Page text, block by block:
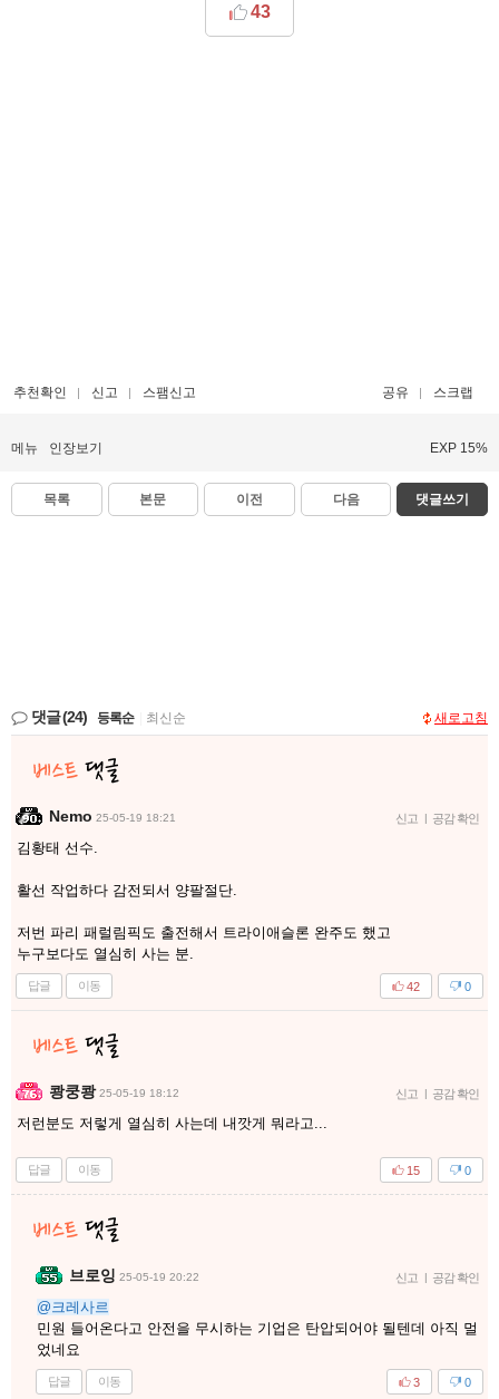
43
추천확인 신고 스팸신고 공유 스크랩
메뉴 인장보기 EXP 15%
목록 본문 이전 다음 댓글쓰기
댓글(24) 등록순 최신순 새로고침
Nemo 25-05-19 18:21 신고 공감 확인
김황태 선수.
활선 작업하다 감전되서 양팔절단.
저번 파리 패럴림픽도 출전해서 트라이애슬론 완주도 했고
누구보다도 열심히 사는 분.
답글 이동 0
42
쾅쿵쾅 25-05-19 18:12 신고 공감 확인
저런분도 저렇게 열심히 사는데 내깟게 뭐라고...
답글 이동 0
15
브로잉 25-05-19 20:22 신고 공감 확인
@크레사르
민원 들어온다고 안전을 무시하는 기업은 탄압되어야 될텐데 아직 멀
었네요
답글 이동 0
3